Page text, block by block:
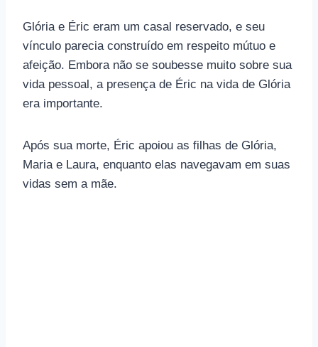
Glória e Éric eram um casal reservado, e seu
vínculo parecia construído em respeito mútuo e
afeição. Embora não se soubesse muito sobre sua
vida pessoal, a presença de Éric na vida de Glória
era importante.
Após sua morte, Éric apoiou as filhas de Glória,
Maria e Laura, enquanto elas navegavam em suas
vidas sem a mãe.